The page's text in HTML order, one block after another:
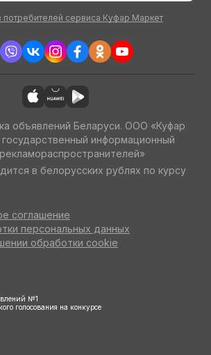
потребителей сервиса Куфар Маркет
объявлений Беларуси. ООО «Куфар
информационный
в белорусских рублях по курсу
соглашение
персональных данных
обработки cookie
№1
голосования на конкурсе